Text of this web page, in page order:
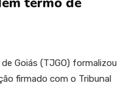
Goiás (TJGO) formalizou
firmado com o Tribunal